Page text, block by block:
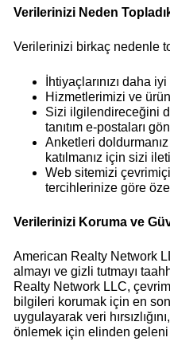
Verilerinizi Neden
Verilerinizi birkaç nedenle
İhtiyaçlarınızı daha
Hizmetlerimizi ve
Sizi ilgilendireceğini
tanıtım e-postaları
Anketleri
katılmanız için sizi
Web sitemizi çevrimiçi
tercihlerinize göre
Verilerinizi Koruma ve
American Realty Network
almayı ve gizli tutmayı
Realty Network LLC,
bilgileri korumak için en
uygulayarak veri
önlemek için elinden geleni